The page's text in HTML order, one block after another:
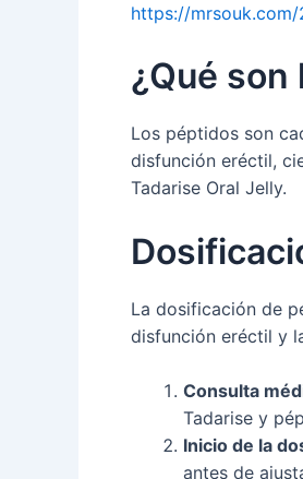
https://
¿Qué
Los péptidos son
disfunción eréctil,
Tadarise Oral Jelly.
La dosificación de
disfunción eréctil y
Consulta
Tadarise y
Inicio de la
antes de